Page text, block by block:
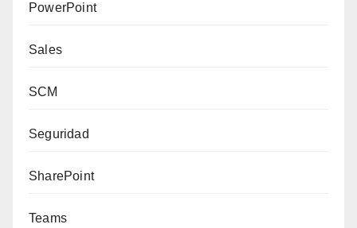
PowerPoint
Sales
SCM
Seguridad
SharePoint
Teams